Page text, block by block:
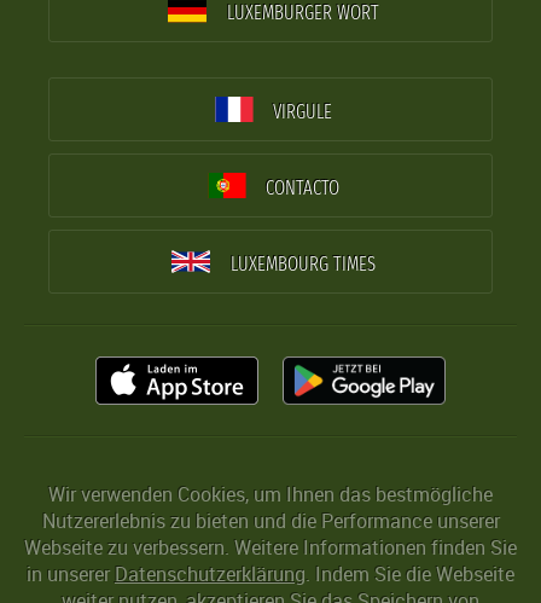
LUXEMBURGER WORT
VIRGULE
CONTACTO
LUXEMBOURG TIMES
Wir verwenden Cookies, um Ihnen das bestmögliche
Nutzererlebnis zu bieten und die Performance unserer
Webseite zu verbessern. Weitere Informationen finden Sie
in unserer Datenschutzerklärung. Indem Sie die Webseite